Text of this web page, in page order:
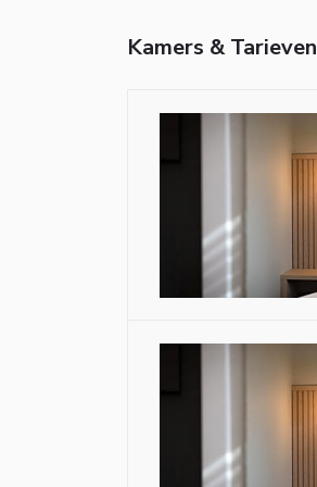
Kamers & Tarieven